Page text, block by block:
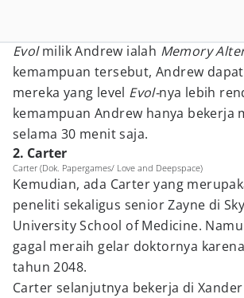
Evolmilik Andrew ialah Memory
kemampuan tersebut, Andrew
mereka yang level Evol-nya lebih
kemampuan Andrew hanya bekerja
selama 30 menit saja.
2. Carter
Carter (Dok. Papergames/ Love and Deepspace)
Kemudian, ada Carter yang
peneliti sekaligus senior Zayne di
University School of Medicine.
gagal meraih gelar doktornya
tahun 2048.
Carter selanjutnya bekerja di Xander